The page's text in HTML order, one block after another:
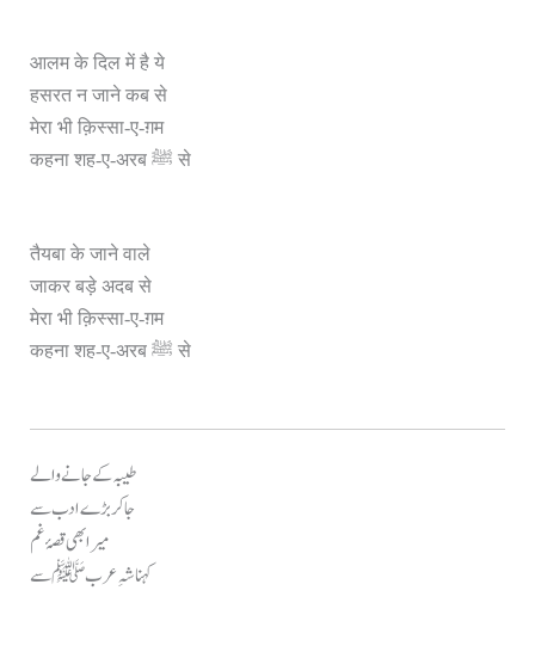
आलम के दिल में है ये
हसरत न जाने कब से
मेरा भी क़िस्सा-ए-ग़म
कहना शह-ए-अरब ﷺ से
तैयबा के जाने वाले
जाकर बड़े अदब से
मेरा भी क़िस्सा-ए-ग़म
कहना शह-ए-अरब ﷺ से
طیبہ کے جانے والے
جا کر بڑے ادب سے
میرا بھی قصۂ غم
کہنا شہِ عرب ﷺ سے